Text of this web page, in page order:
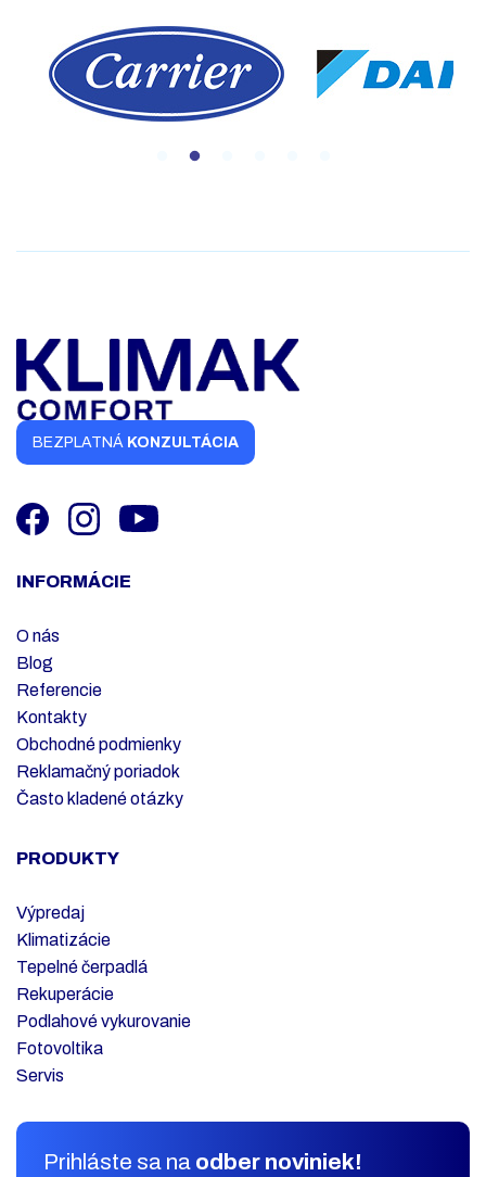
BEZPLATNÁ KONZULTÁCIA
INFORMÁCIE
O nás
Blog
Referencie
Kontakty
Obchodné podmienky
Reklamačný poriadok
Často kladené otázky
PRODUKTY
Výpredaj
Klimatizácie
Tepelné čerpadlá
Rekuperácie
Podlahové vykurovanie
Fotovoltika
Servis
Prihláste sa na odber noviniek!